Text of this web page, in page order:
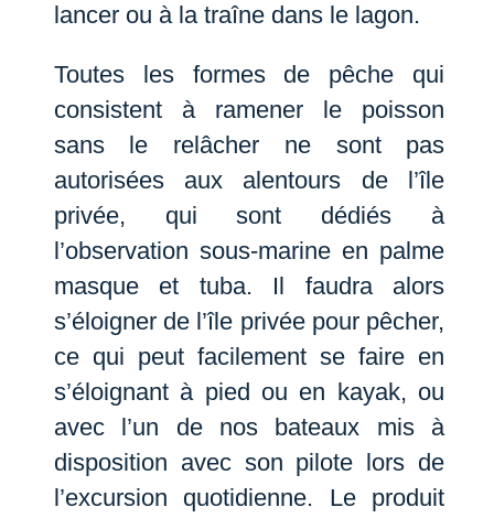
lancer ou à la traîne dans le lagon.
Toutes les formes de pêche qui
consistent à ramener le poisson
sans le relâcher ne sont pas
autorisées aux alentours de l’île
privée, qui sont dédiés à
l’observation sous-marine en palme
masque et tuba. Il faudra alors
s’éloigner de l’île privée pour pêcher,
ce qui peut facilement se faire en
s’éloignant à pied ou en kayak, ou
avec l’un de nos bateaux mis à
disposition avec son pilote lors de
l’excursion quotidienne. Le produit